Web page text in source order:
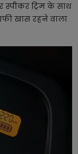
ट्रिम के साथ
खास रहने वाला